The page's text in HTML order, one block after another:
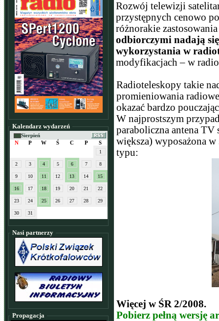
Kalendarz wydarzeń
Sierpień
N
P W Ś C P S
1
2 3 4 5 6 7 8
9 10 11 12 13 14 15
16 17 18 19 20 21 22
23 24 25 26 27 28 29
30 31
Nasi partnerzy
Propagacja
Rozwój telewizji
przystępnych cenowo
różnorakie
odbiorczymi nadają
wykorzystania w
modyfikacjach – w
Radioteleskopy takie
promieniowania
okazać bardzo
W najprostszym
paraboliczna antena
większa) wyposażona
typu:
Więcej w ŚR 2/2008.
Pobierz pełną wersję